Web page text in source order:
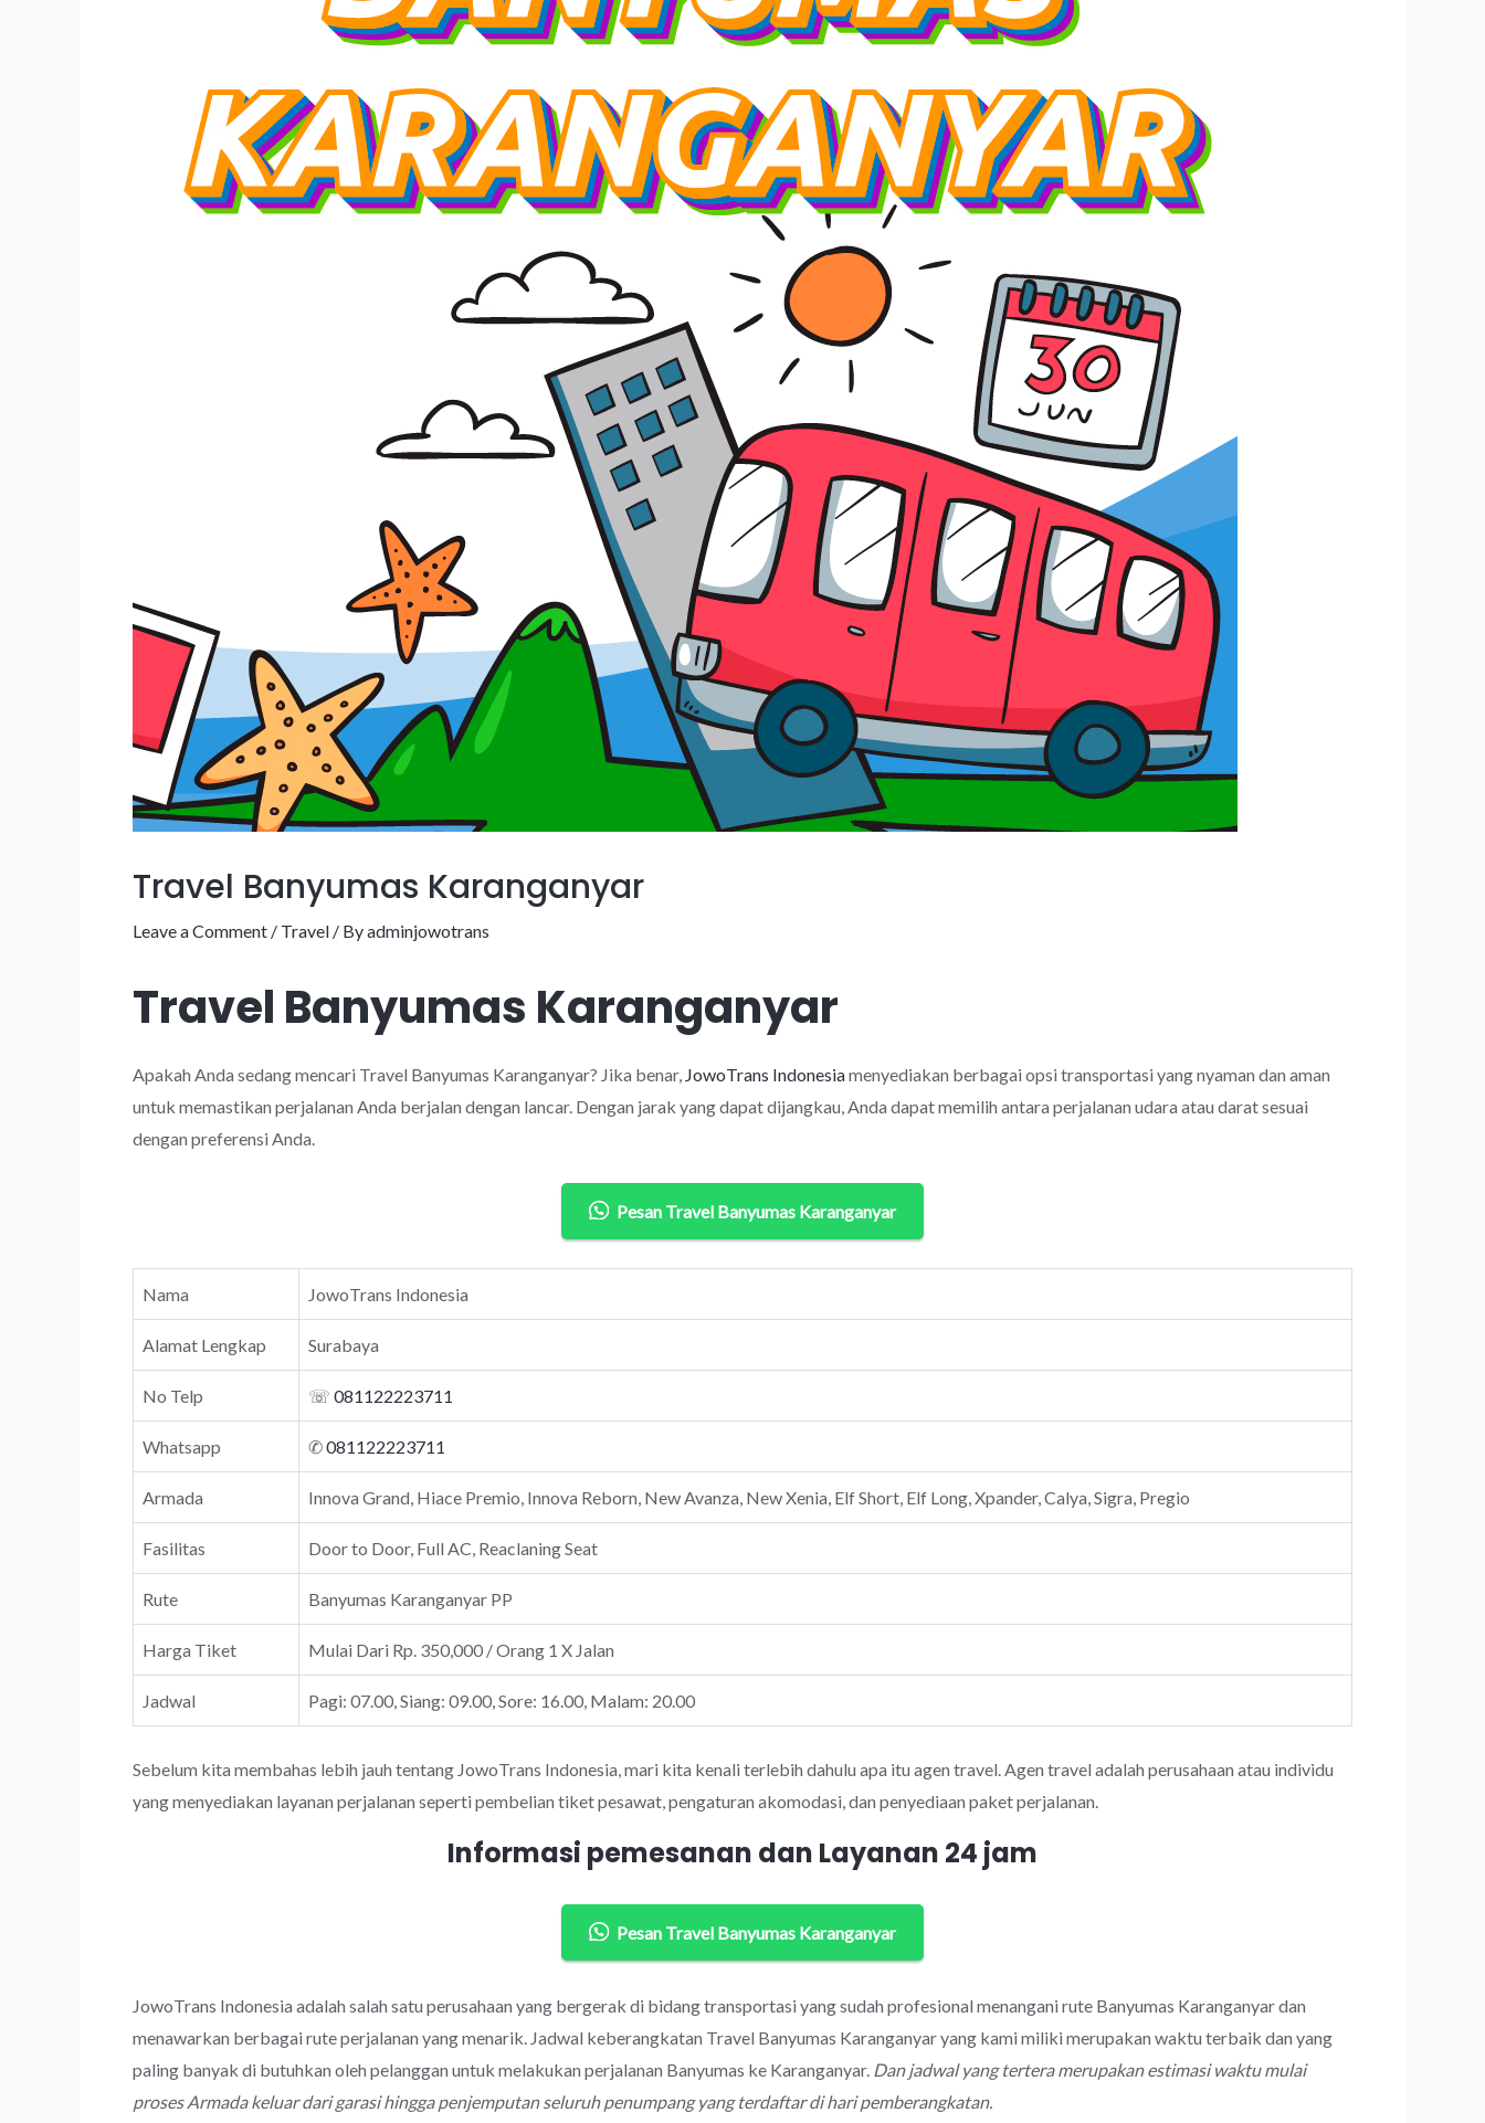
Travel Banyumas Karanganyar
Leave a Comment / Travel / Byadminjowotrans
Travel Banyumas Karanganyar
Apakah Anda sedang mencari Travel Banyumas Karanganyar? Jika benar, JowoTrans Indonesiamenyediakan berbagai opsi transportasi yang nyaman dan aman
untuk memastikan perjalanan Anda berjalan dengan lancar. Dengan jarak yang dapat dijangkau, Anda dapat memilih antara perjalanan udara atau darat sesuai
dengan preferensi Anda.
Pesan Travel Banyumas Karanganyar
Nama JowoTrans Indonesia
Alamat Lengkap Surabaya
No Telp ☏ 081122223711
Whatsapp ✆081122223711
Armada Innova Grand, Hiace Premio, Innova Reborn, New Avanza, New Xenia, Elf Short, Elf Long, Xpander, Calya, Sigra, Pregio
Fasilitas Door to Door, Full AC, Reaclaning Seat
Rute Banyumas Karanganyar PP
Harga Tiket Mulai Dari Rp. 350,000 / Orang 1 X Jalan
Jadwal Pagi: 07.00, Siang: 09.00, Sore: 16.00, Malam: 20.00
Sebelum kita membahas lebih jauh tentang JowoTrans Indonesia, mari kita kenali terlebih dahulu apa itu agen travel. Agen travel adalah perusahaan atau individu
yang menyediakan layanan perjalanan seperti pembelian tiket pesawat, pengaturan akomodasi, dan penyediaan paket perjalanan.
Informasi pemesanan dan Layanan 24 jam
Pesan Travel Banyumas Karanganyar
JowoTrans Indonesia adalah salah satu perusahaan yang bergerak di bidang transportasi yang sudah profesional menangani rute Banyumas Karanganyar dan
menawarkan berbagai rute perjalanan yang menarik. Jadwal keberangkatan Travel Banyumas Karanganyar yang kami miliki merupakan waktu terbaik dan yang
paling banyak di butuhkan oleh pelanggan untuk melakukan perjalanan Banyumas ke Karanganyar. Dan jadwal yang tertera merupakan estimasi waktu mulai
proses Armada keluar dari garasi hingga penjemputan seluruh penumpang yang terdaftar di hari pemberangkatan.